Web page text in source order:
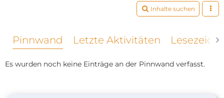
Inhalte suchen
Pinnwand Letzte Aktivitäten
Es wurden noch keine Einträge an der Pinnwand verfasst.